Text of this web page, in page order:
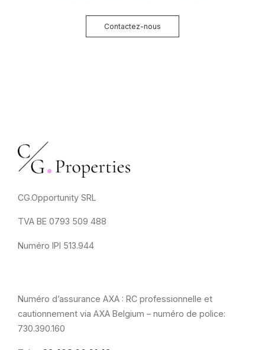
Contactez-nous
CG.Opportunity SRL
TVA BE 0793 509 488
Numéro IPI 513.944
Numéro d’assurance AXA : RC professionnelle et
cautionnement via AXA Belgium – numéro de police:
730.390.160